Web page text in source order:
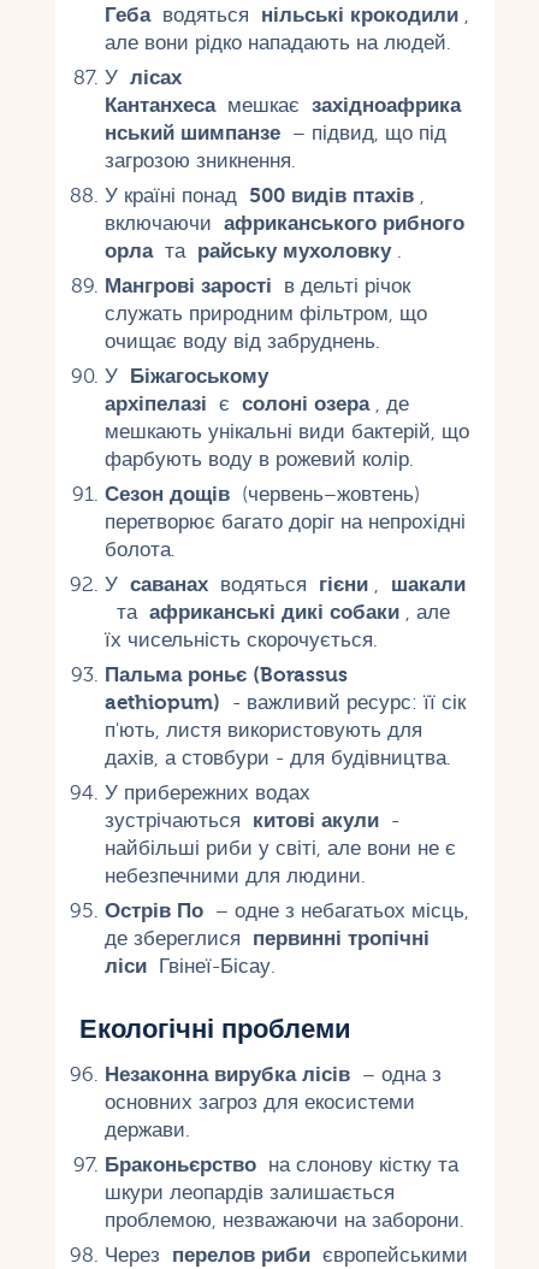
Гебаводяться нільські крокодили,
але вони рідко нападають на людей.
У лісах
Кантанхесамешкає західноафрика
нський шимпанзе– підвид, що під
загрозою зникнення.
У країні понад 500 видів птахів,
включаючи африканського рибного
орлата райську мухоловку.
Мангрові зарості в дельті річок
служать природним фільтром, що
очищає воду від забруднень.
У Біжагоському
архіпелазі є солоні озера, де
мешкають унікальні види бактерій, що
фарбують воду в рожевий колір.
Сезон дощів(червень–жовтень)
перетворює багато доріг на непрохідні
болота.
У саванахводяться гієни, шакали
та африканські дикі собаки, але
їх чисельність скорочується.
Пальма роньє (Borassus
aethiopum) - важливий ресурс: її сік
п'ють, листя використовують для
дахів, а стовбури - для будівництва.
У прибережних водах
зустрічаються китові акули-
найбільші риби у світі, але вони не є
небезпечними для людини.
Острів По– одне з небагатьох місць,
де збереглися первинні тропічні
лісиГвінеї-Бісау.
Екологічні проблеми
Незаконна вирубка лісів– одна з
основних загроз для екосистеми
держави.
Браконьєрствона слонову кістку та
шкури леопардів залишається
проблемою, незважаючи на заборони.
Через перелов рибиєвропейськими